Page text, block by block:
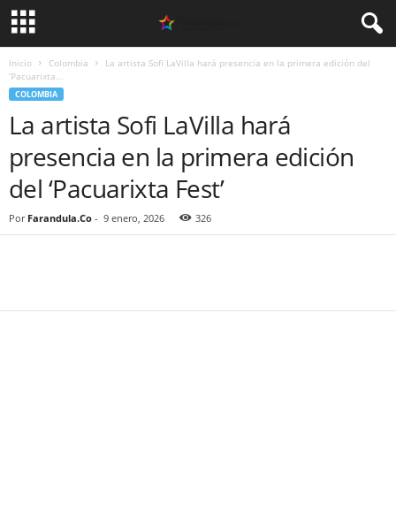
Inicio Colombia
La artista Sofi LaVilla hará presencia en la primera edición del
‘Pacuarixta...
COLOMBIA
La artista Sofi LaVilla hará
presencia en la primera edición
del ‘Pacuarixta Fest’
Por Farandula.Co - 9 enero, 2026 326